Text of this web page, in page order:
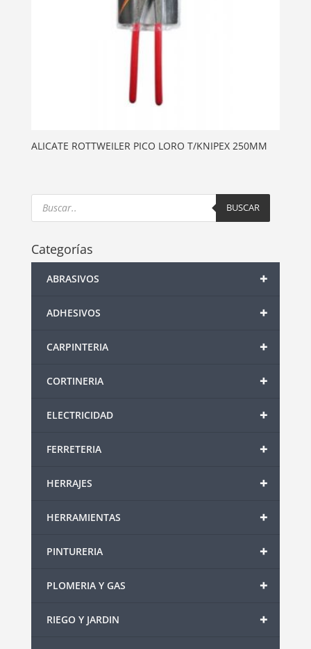
ALICATE ROTTWEILER PICO LORO T/KNIPEX 250MM
Products
search BUSCAR
Categorías
+
ABRASIVOS
+
ADHESIVOS
+
CARPINTERIA
+
CORTINERIA
+
ELECTRICIDAD
+
FERRETERIA
+
HERRAJES
+
HERRAMIENTAS
+
PINTURERIA
+
PLOMERIA Y GAS
+
RIEGO Y JARDIN